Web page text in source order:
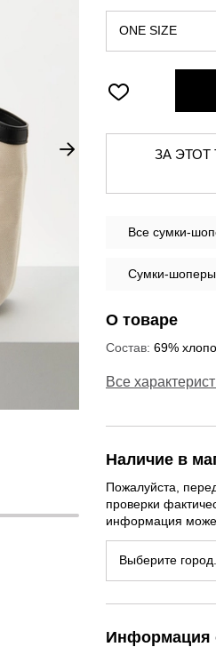
ONE SIZE
ЗА ЭТОТ ТОВАР
Все сумки-
Сумки-
О товаре
Состав: 69%
Все
Наличие в
Пожалуйста,
проверки
информация
Выберите город...
Информация